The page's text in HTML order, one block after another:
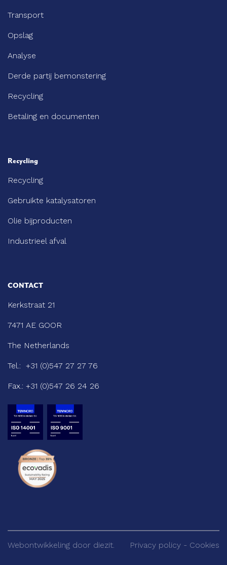
Transport
Opslag
Analyse
Derde partij bemonstering
Recycling
Betaling en documenten
Recycling
Recycling
Gebruikte katalysatoren
Olie bijproducten
Industrieel afval
CONTACT
Kerkstraat 21
7471 AE GOOR
The Netherlands
Tel.: +31 (0)547 27 27 76
Fax.: +31 (0)547 26 24 26
Webontwikkeling door diezit. Privacy policy - Cookies